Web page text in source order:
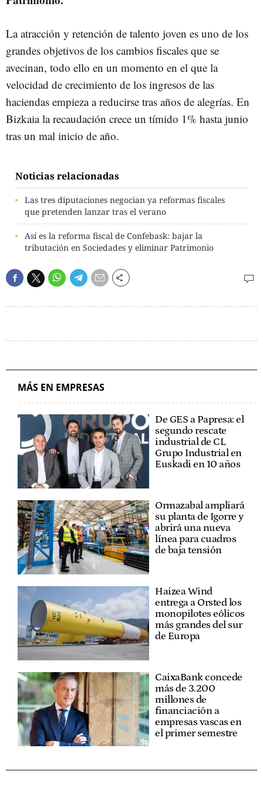
La atracción y retención de talento joven es uno de los
grandes objetivos de los cambios fiscales que se
avecinan, todo ello en un momento en el que la
velocidad de crecimiento de los ingresos de las
haciendas empieza a reducirse tras años de alegrías. En
Bizkaia la recaudación crece un tímido 1% hasta junio
tras un mal inicio de año.
Noticias relacionadas
Las tres diputaciones negocian ya reformas fiscales
que pretenden lanzar tras el verano
Así es la reforma fiscal de Confebask: bajar la
tributación en Sociedades y eliminar Patrimonio
MÁS EN EMPRESAS
De GES a Papresa: el
segundo rescate
industrial de CL
Grupo Industrial en
Euskadi en 10 años
Ormazabal ampliará
su planta de Igorre y
abrirá una nueva
línea para cuadros
de baja tensión
Haizea Wind
entrega a Orsted los
monopilotes eólicos
más grandes del sur
de Europa
CaixaBank concede
más de 3.200
millones de
financiación a
empresas vascas en
el primer semestre